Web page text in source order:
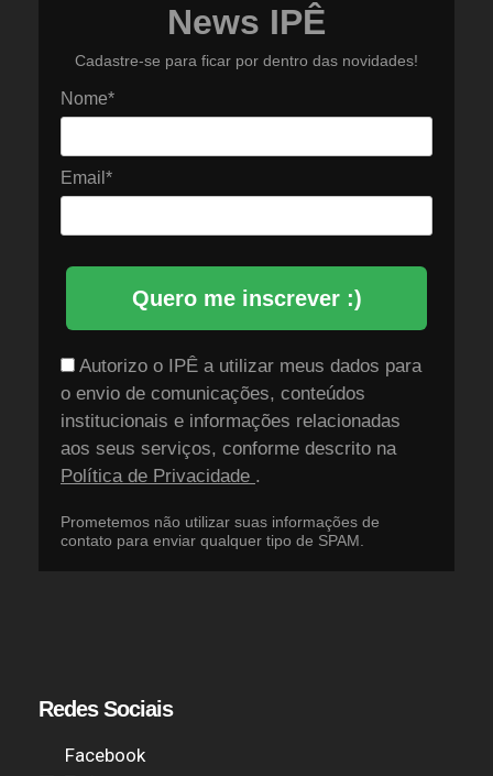
News IPÊ
Cadastre-se para ficar por dentro das novidades!
Nome*
Email*
Quero me inscrever :)
Autorizo o IPÊ a utilizar meus dados para
o envio de comunicações, conteúdos
institucionais e informações relacionadas
aos seus serviços, conforme descrito na
Política de Privacidade .
Prometemos não utilizar suas informações de
contato para enviar qualquer tipo de SPAM.
Redes Sociais
Facebook